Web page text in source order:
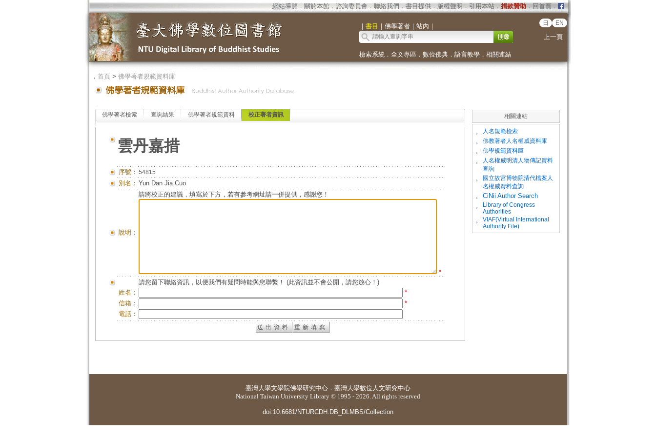
網站導覽 ． 關於本館． 諮詢委員會． 聯絡我們 ． 書目提供． 版權聲明 ． 引用本站． 捐款贊助．回首頁．
｜ 書目 ｜ 佛學著者｜ 站內 ｜ 日 EN
上一頁
檢索系統． 全文專區 ． 數位佛典． 語言教學． 相關連結
． 首頁> 佛學著者規範資料庫
佛學著者檢索 查詢結果 佛學著者規範資料 校正著者資訊
雲丹嘉措
序號： 54815
別名： Yun Dan Jia Cuo
說明：
請將校正的建議，填寫於下方，若有參考網址請一併提供，感謝您！
*
請您留下聯絡資訊，以便我們有疑問時能與您聯繫！ (此資訊並不會公開，請您放心！)
姓名：
*
信箱：
*
電話：
相關連結
。 人名規範檢索
。 佛教著者人名權威資料庫
。 佛學規範資料庫
。
人名權威明清人物傳記資料
查詢
。
國立故宮博物院清代檔案人
名權威資料查詢
。
CiNii Author Search
。
Library of Congress
Authorities
。
VIAF(Virtual International
Authority File)
臺灣大學文學院佛學研究中心 ． 臺灣大學數位人文研究中心
National Taiwan University Library © 1995 - 2026. All rights reserved
doi:10.6681/NTURCDH.DB_DLMBS/Collection